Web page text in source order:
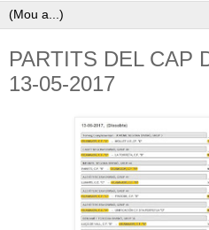
PARTITS DEL CAP
13-05-2017